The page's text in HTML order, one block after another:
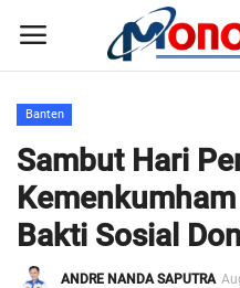
Home
Kontak
Disclaimer
Banten
Sambut Hari
Bakti Sosial
ANDRE NANDA SAPUTRA